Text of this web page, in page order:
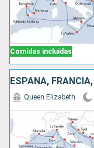
Comidas incluidas
Queen Elizabeth